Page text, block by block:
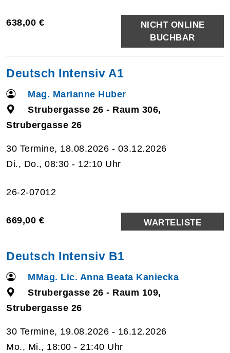
638,00 €
NICHT ONLINE
BUCHBAR
Deutsch Intensiv A1
Mag. Marianne Huber
Strubergasse 26 - Raum 306,
Strubergasse 26
30 Termine, 18.08.2026 - 03.12.2026
Di., Do., 08:30 - 12:10 Uhr
26-2-07012
669,00 € WARTELISTE
Deutsch Intensiv B1
MMag. Lic. Anna Beata Kaniecka
Strubergasse 26 - Raum 109,
Strubergasse 26
30 Termine, 19.08.2026 - 16.12.2026
Mo., Mi., 18:00 - 21:40 Uhr